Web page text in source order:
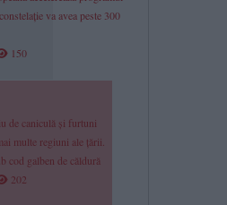
va avea peste 300
150
de caniculă și furtuni
multe regiuni ale țării.
cod galben de căldură
202